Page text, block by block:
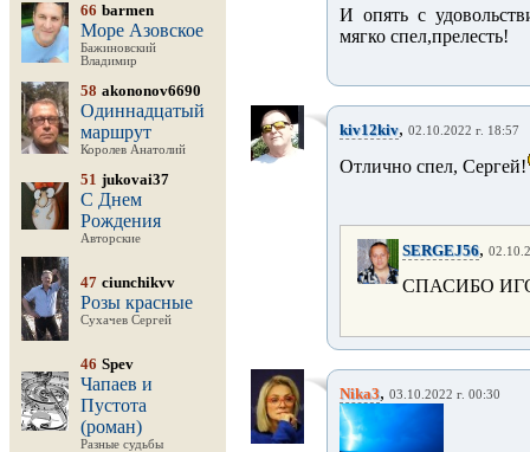
66 barmen
Море Азовское
Бажиновский
Владимир
58 akononov6690
Одиннадцатый
маршрут
Королев Анатолий
51 jukovai37
С Днем
Рождения
Авторские
47 ciunchikvv
Розы красные
Сухачев Сергей
46 Spev
Чапаев и
Пустота
(роман)
Разные судьбы
И опять с
мягко спел,прелесть!
kiv12kiv, 02.10.2022 г. 18:57
Отлично спел, Сергей!
SERGEJ56,
СПАСИБО
Nika3, 03.10.2022 г. 00:30